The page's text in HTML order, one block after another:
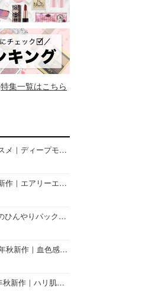
特集一覧はこちら
ニベア26年秋新作コスメ｜ディープモイスチャーリップの美容液タイプや2in1ボディクリームスクラブも
キャンメイク26年秋新作｜エアリーエクステンションライナー＆カールスナイパーマスカラ新色をレビュー
日焼け後におすすめのひんやりパック14選｜暑い夏にぴったりな冷凍／鎮静／うるおいチャージマスクを紹介
デイジードール2026年秋新作｜血色感が可愛い♡『パウダー ブラッシュ ブルーム』新3色をレビュー
POLA（ポーラ）26年秋新作｜ハリ肌を叶える『B.A デイ プランプ ファンデーション』を口コミ